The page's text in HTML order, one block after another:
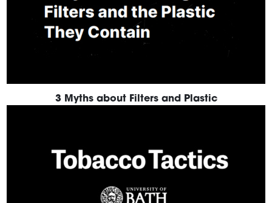
3 Myths about Filters and Plastic